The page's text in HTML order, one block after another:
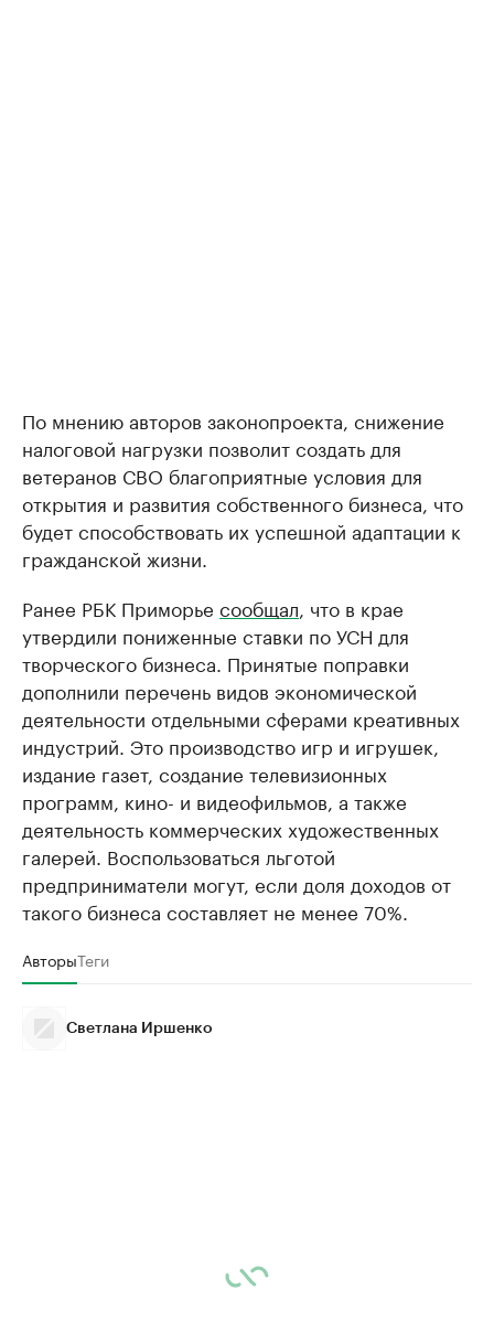
По мнению авторов законопроекта, снижение
налоговой нагрузки позволит создать для
ветеранов СВО благоприятные условия для
открытия и развития собственного бизнеса, что
будет способствовать их успешной адаптации к
гражданской жизни.
Ранее РБК Приморье сообщал , что в крае
утвердили пониженные ставки по УСН для
творческого бизнеса. Принятые поправки
дополнили перечень видов экономической
деятельности отдельными сферами креативных
индустрий. Это производство игр и игрушек,
издание газет, создание телевизионных
программ, кино- и видеофильмов, а также
деятельность коммерческих художественных
галерей. Воспользоваться льготой
предприниматели могут, если доля доходов от
такого бизнеса составляет не менее 70%.
АвторыТеги
Светлана Иршенко